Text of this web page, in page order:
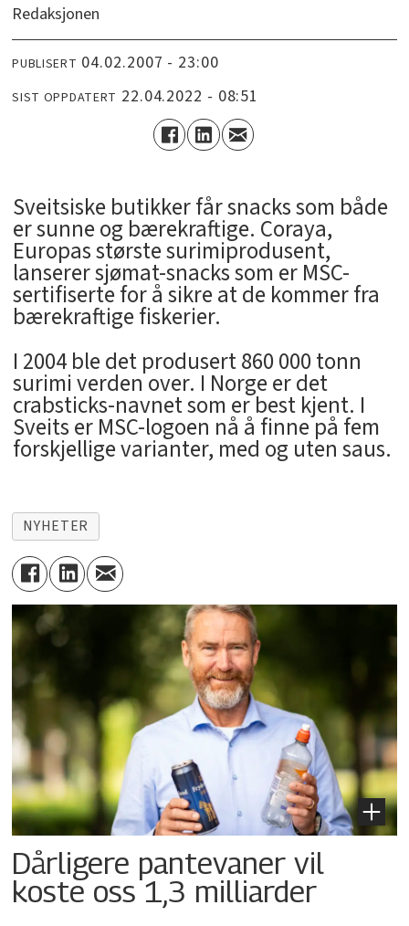
Redaksjonen
PUBLISERT 04.02.2007 - 23:00
SIST OPPDATERT 22.04.2022 - 08:51
Sveitsiske butikker får snacks som både
er sunne og bærekraftige. Coraya,
Europas største surimiprodusent,
lanserer sjømat-snacks som er MSC-
sertifiserte for å sikre at de kommer fra
bærekraftige fiskerier.
I 2004 ble det produsert 860 000 tonn
surimi verden over. I Norge er det
crabsticks-navnet som er best kjent. I
Sveits er MSC-logoen nå å finne på fem
forskjellige varianter, med og uten saus.
NYHETER
Dårligere pantevaner vil
koste oss 1,3 milliarder